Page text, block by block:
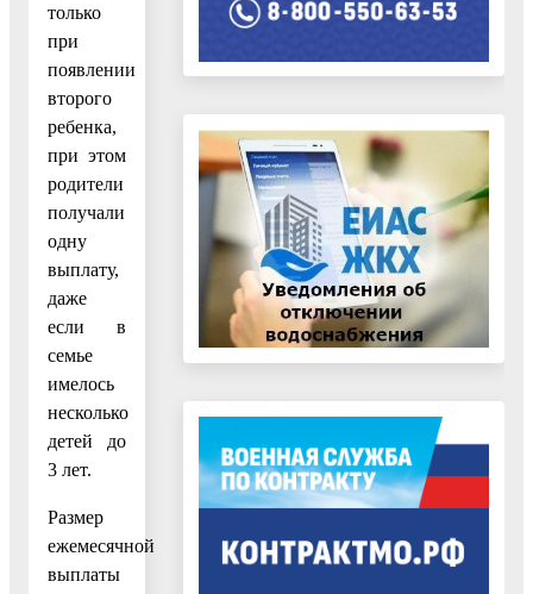
только
при
появлении
второго
ребенка,
при этом
родители
получали
одну
выплату,
даже
если в
семье
имелось
несколько
детей до
3 лет.
Размер
ежемесячной
выплаты